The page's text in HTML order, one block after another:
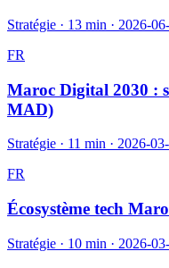
Stratégie · 13 min · 2026-
FR
Maroc Digital 2030 :
MAD)
Stratégie · 11 min · 2026-
FR
Écosystème tech
Stratégie · 10 min · 2026-